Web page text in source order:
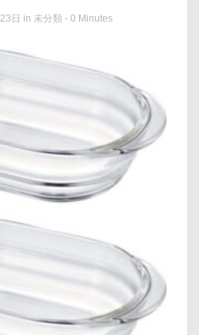
日 in 未分類 - 0 Minutes